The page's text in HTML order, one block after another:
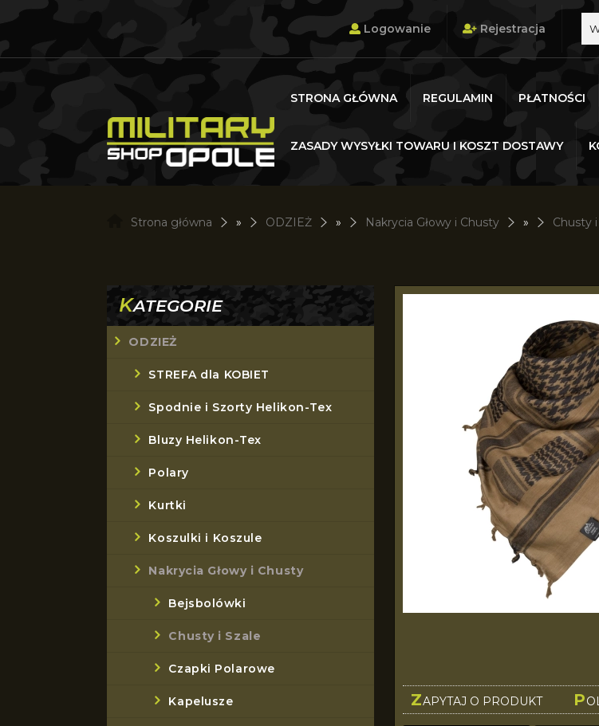
Logowanie Rejestracja
STRONA GŁÓWNA REGULAMIN PŁATNOŚCI
ZASADY WYSYŁKI TOWARU I KOSZT DOSTAWY
Strona główna » ODZIEŻ » Nakrycia Głowy i Chusty » Chusty
KATEGORIE
ODZIEŻ
STREFA dla KOBIET
Spodnie i Szorty Helikon-Tex
Bluzy Helikon-Tex
Polary
Kurtki
Koszulki i Koszule
Nakrycia Głowy i Chusty
Bejsbolówki
Chusty i Szale
Czapki Polarowe
Kapelusze ZAPYTAJ O PRODUKT P